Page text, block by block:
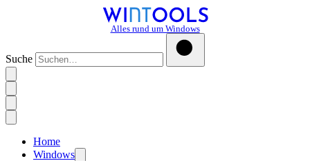
Alles rund um Windows
Suche
Home
Windows